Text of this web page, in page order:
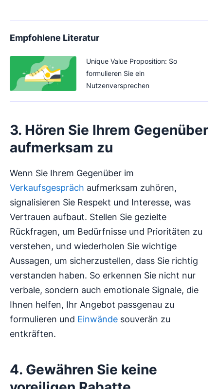
Empfohlene Literatur
Unique Value Proposition: So
formulieren Sie ein
Nutzenversprechen
3. Hören Sie Ihrem Gegenüber
aufmerksam zu
Wenn Sie Ihrem Gegenüber im
Verkaufsgespräch aufmerksam zuhören,
signalisieren Sie Respekt und Interesse, was
Vertrauen aufbaut. Stellen Sie gezielte
Rückfragen, um Bedürfnisse und Prioritäten zu
verstehen, und wiederholen Sie wichtige
Aussagen, um sicherzustellen, dass Sie richtig
verstanden haben. So erkennen Sie nicht nur
verbale, sondern auch emotionale Signale, die
Ihnen helfen, Ihr Angebot passgenau zu
formulieren und Einwände souverän zu
entkräften.
4. Gewähren Sie keine